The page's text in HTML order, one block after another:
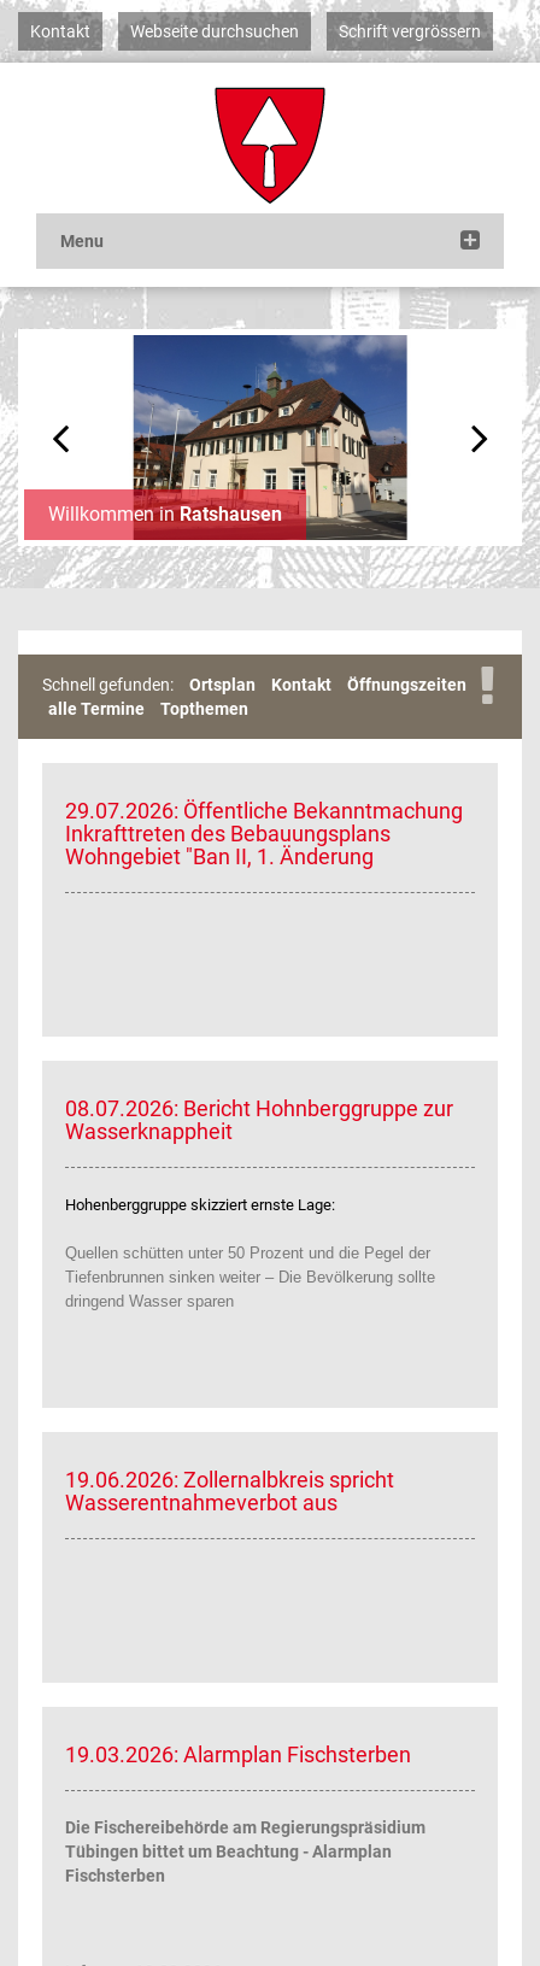
Kontakt Webseite durchsuchen Schrift vergrössern
Willkommen inRatshausen
Schnell gefunden: Ortsplan Kontakt
Öffnungszeiten
alle Termine
Topthemen
29.07.2026: Öffentliche Bekanntmachung
Inkrafttreten des Bebauungsplans
Wohngebiet "Ban II, 1. Änderung
08.07.2026: Bericht Hohnberggruppe zur
Wasserknappheit
Hohenberggruppe skizziert ernste Lage:
Quellen schütten unter 50 Prozent und die Pegel der
Tiefenbrunnen sinken weiter – Die Bevölkerung sollte
dringend Wasser sparen
19.06.2026: Zollernalbkreis spricht
Wasserentnahmeverbot aus
19.03.2026: Alarmplan Fischsterben
Die Fischereibehörde am Regierungspräsidium
Tübingen bittet um Beachtung - Alarmplan
Fischsterben